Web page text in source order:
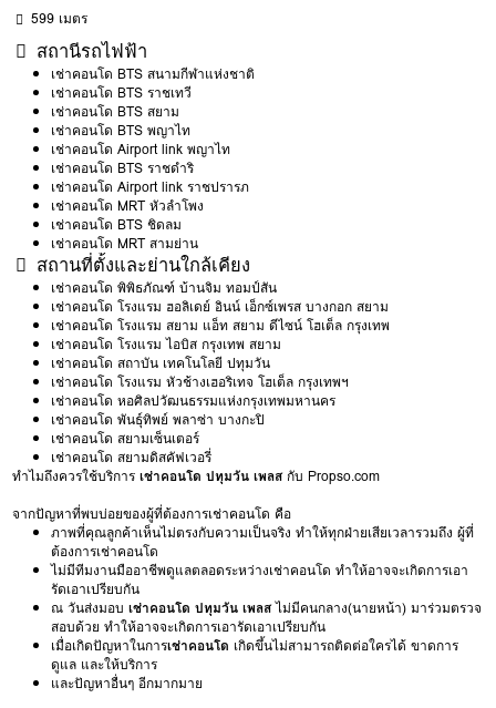
599 เมตร
สถานีรถไฟฟ้า
เช่าคอนโด BTS สนามกีฬาแห่งชาติ
เช่าคอนโด BTS ราชเทวี
เช่าคอนโด BTS สยาม
เช่าคอนโด BTS พญาไท
เช่าคอนโด Airport link พญาไท
เช่าคอนโด BTS ราชดำริ
เช่าคอนโด Airport link ราชปรารภ
เช่าคอนโด MRT หัวลำโพง
เช่าคอนโด BTS ชิดลม
เช่าคอนโด MRT สามย่าน
สถานที่ตั้งและย่านใกล้เคียง
เช่าคอนโด พิพิธภัณฑ์ บ้านจิม ทอมป์สัน
เช่าคอนโด โรงแรม ฮอลิเดย์ อินน์ เอ็กซ์เพรส บางกอก สยาม
เช่าคอนโด โรงแรม สยาม แอ็ท สยาม ดีไซน์ โฮเต็ล กรุงเทพ
เช่าคอนโด โรงแรม ไอบิส กรุงเทพ สยาม
เช่าคอนโด สถาบัน เทคโนโลยี ปทุมวัน
เช่าคอนโด โรงแรม หัวช้างเฮอริเทจ โฮเต็ล กรุงเทพฯ
เช่าคอนโด หอศิลปวัฒนธรรมแห่งกรุงเทพมหานคร
เช่าคอนโด พันธุ์ทิพย์ พลาซ่า บางกะปิ
เช่าคอนโด สยามเซ็นเตอร์
เช่าคอนโด สยามดิสคัฟเวอรี่
ทำไมถึงควรใช้บริการเช่าคอนโด ปทุมวัน เพลสกับ Propso.com
จากปัญหาที่พบบ่อยของผู้ที่ต้องการเช่าคอนโด คือ
ภาพที่คุณลูกค้าเห็นไม่ตรงกับความเป็นจริง ทำให้ทุกฝ่ายเสียเวลารวมถึง ผู้ที่
ต้องการเช่าคอนโด
ไม่มีทีมงานมืออาชีพดูแลตลอดระหว่างเช่าคอนโด ทำให้อาจจะเกิดการเอา
รัดเอาเปรียบกัน
ณ วันส่งมอบเช่าคอนโด ปทุมวัน เพลสไม่มีคนกลาง(นายหน้า) มาร่วมตรวจ
สอบด้วย ทำให้อาจจะเกิดการเอารัดเอาเปรียบกัน
เมื่อเกิดปัญหาในการเช่าคอนโด เกิดขึ้นไม่สามารถติดต่อใครได้ ขาดการ
ดูแล และให้บริการ
และปัญหาอื่นๆ อีกมากมาย